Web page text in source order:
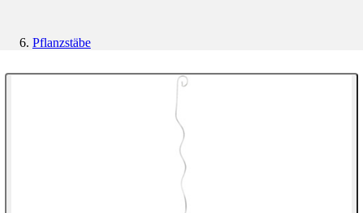
Pflanzstäbe